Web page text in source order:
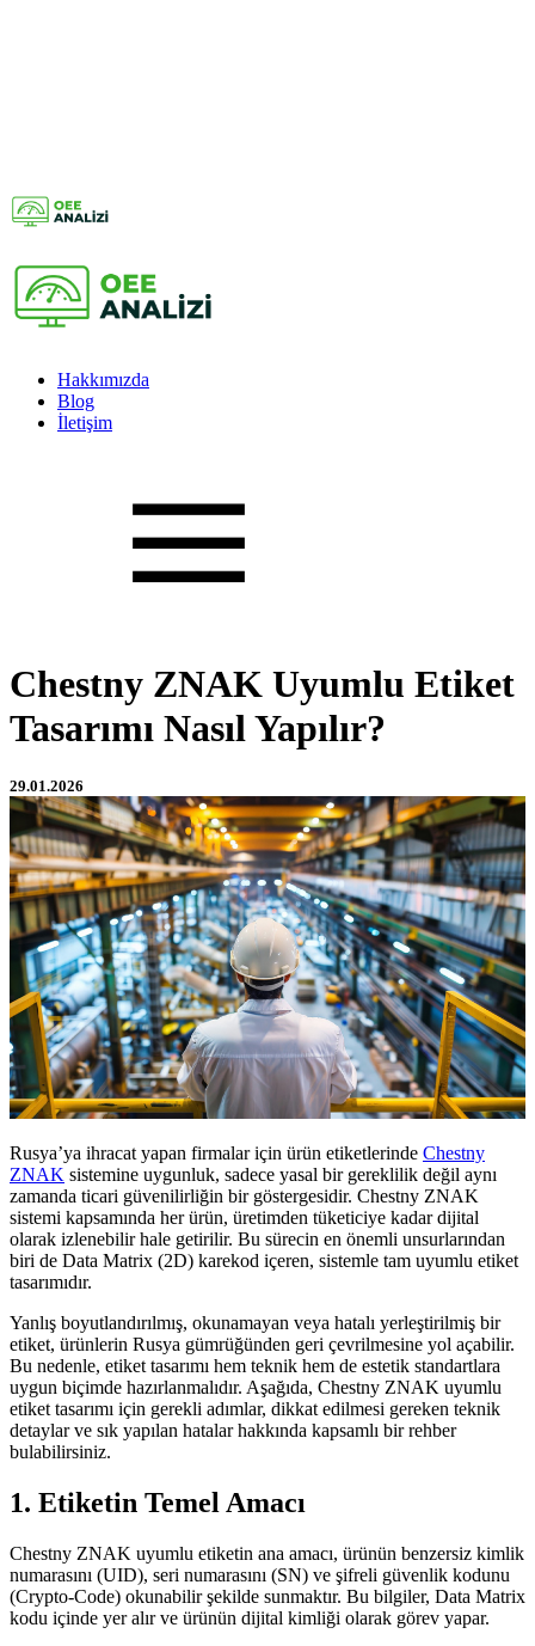
Hakkımızda
Blog
İletişim
Chestny ZNAK Uyumlu Etiket
Tasarımı Nasıl Yapılır?
29.01.2026
Rusya’ya ihracat yapan firmalar için ürün etiketlerinde Chestny
ZNAK sistemine uygunluk, sadece yasal bir gereklilik değil aynı
zamanda ticari güvenilirliğin bir göstergesidir. Chestny ZNAK
sistemi kapsamında her ürün, üretimden tüketiciye kadar dijital
olarak izlenebilir hale getirilir. Bu sürecin en önemli unsurlarından
biri de Data Matrix (2D) karekod içeren, sistemle tam uyumlu etiket
tasarımıdır.
Yanlış boyutlandırılmış, okunamayan veya hatalı yerleştirilmiş bir
etiket, ürünlerin Rusya gümrüğünden geri çevrilmesine yol açabilir.
Bu nedenle, etiket tasarımı hem teknik hem de estetik standartlara
uygun biçimde hazırlanmalıdır. Aşağıda, Chestny ZNAK uyumlu
etiket tasarımı için gerekli adımlar, dikkat edilmesi gereken teknik
detaylar ve sık yapılan hatalar hakkında kapsamlı bir rehber
bulabilirsiniz.
1. Etiketin Temel Amacı
Chestny ZNAK uyumlu etiketin ana amacı, ürünün benzersiz kimlik
numarasını (UID), seri numarasını (SN) ve şifreli güvenlik kodunu
(Crypto-Code) okunabilir şekilde sunmaktır. Bu bilgiler, Data Matrix
kodu içinde yer alır ve ürünün dijital kimliği olarak görev yapar.